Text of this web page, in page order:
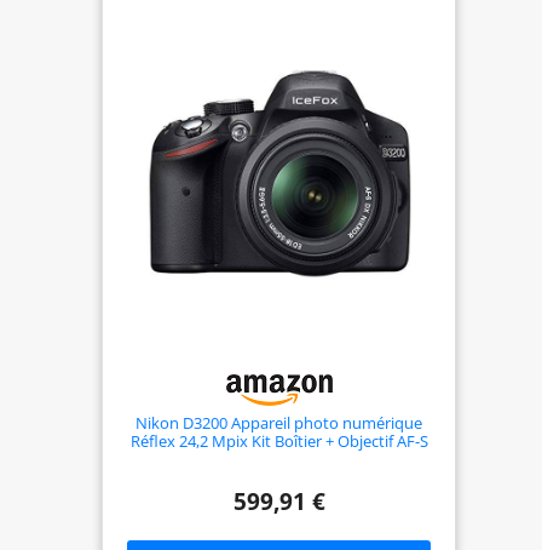
Nikon D3200 Appareil photo numérique
Réflex 24,2 Mpix Kit Boîtier + Objectif AF-S
599,91 €